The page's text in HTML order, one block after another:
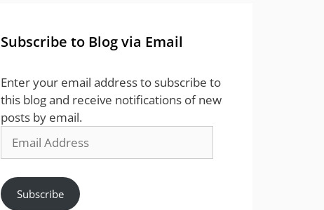
Subscribe to Blog via Email
Enter your email address to subscribe to
this blog and receive notifications of new
posts by email.
Address
Subscribe